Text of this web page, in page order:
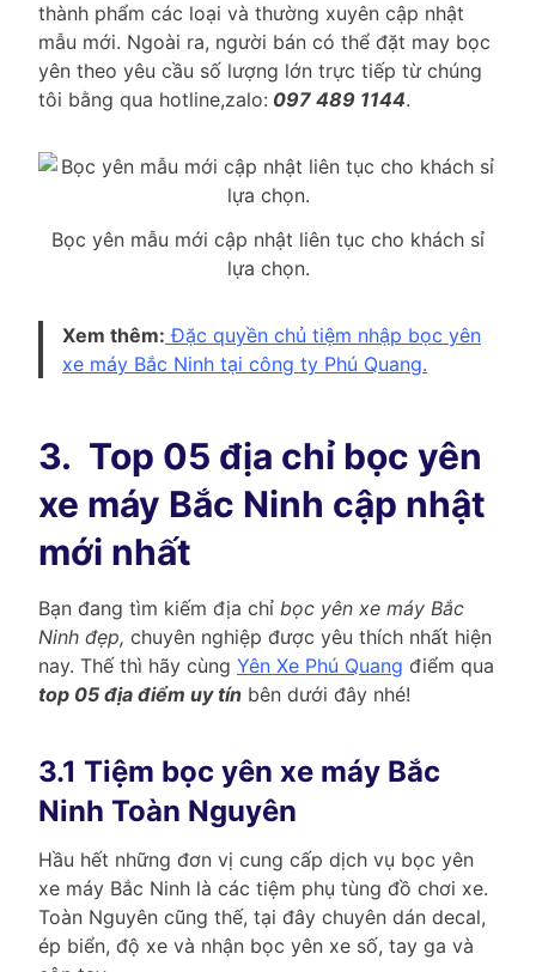
thành phẩm các loại và thường xuyên cập nhật
mẫu mới. Ngoài ra, người bán có thể đặt may bọc
yên theo yêu cầu số lượng lớn trực tiếp từ chúng
tôi bằng qua hotline,zalo: 097 489 1144.
Bọc yên mẫu mới cập nhật liên tục cho khách sỉ
lựa chọn.
Xem thêm: Đặc quyền chủ tiệm nhập bọc yên
xe máy Bắc Ninh tại công ty Phú Quang.
3. Top 05 địa chỉ bọc yên
xe máy Bắc Ninh cập nhật
mới nhất
Bạn đang tìm kiếm địa chỉ bọc yên xe máy Bắc
Ninh đẹp, chuyên nghiệp được yêu thích nhất hiện
nay. Thế thì hãy cùng Yên Xe Phú Quang điểm qua
top 05 địa điểm uy tín bên dưới đây nhé!
3.1 Tiệm bọc yên xe máy Bắc
Ninh Toàn Nguyên
Hầu hết những đơn vị cung cấp dịch vụ bọc yên
xe máy Bắc Ninh là các tiệm phụ tùng đồ chơi xe.
Toàn Nguyên cũng thế, tại đây chuyên dán decal,
ép biển, độ xe và nhận bọc yên xe số, tay ga và